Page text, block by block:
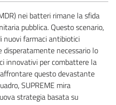
nei batteri rimane la sfida
pubblica. Questo scenario,
nuovi farmaci antibiotici
necessario lo
innovativi per combattere la
questo devastante
SUPREME mira
strategia basata su